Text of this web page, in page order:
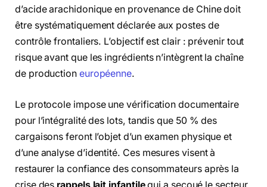
d’acide arachidonique en provenance de Chine doit
être systématiquement déclarée aux postes de
contrôle frontaliers. L’objectif est clair : prévenir tout
risque avant que les ingrédients n’intègrent la chaîne
de production européenne.
Le protocole impose une vérification documentaire
pour l’intégralité des lots, tandis que 50 % des
cargaisons feront l’objet d’un examen physique et
d’une analyse d’identité. Ces mesures visent à
restaurer la confiance des consommateurs après la